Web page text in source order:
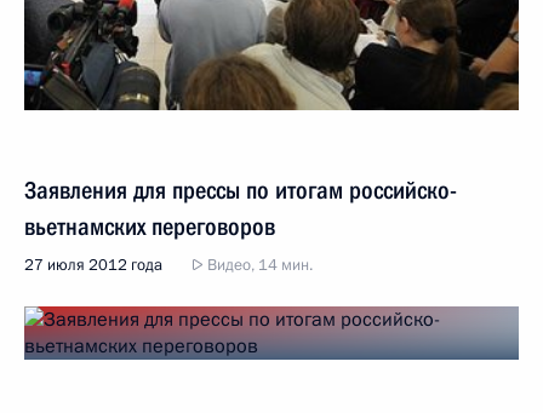
Заявления для прессы по итогам российско-
вьетнамских переговоров
27 июля 2012 года Видео, 14 мин.